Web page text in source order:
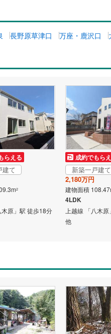
長野原草津口 万座・鹿沢口
らえる
建て
2
木原」駅 徒歩18分
成約でもら
新築一戸建て
2,180万円
建物面積
4LDK
上越線 「八木
他